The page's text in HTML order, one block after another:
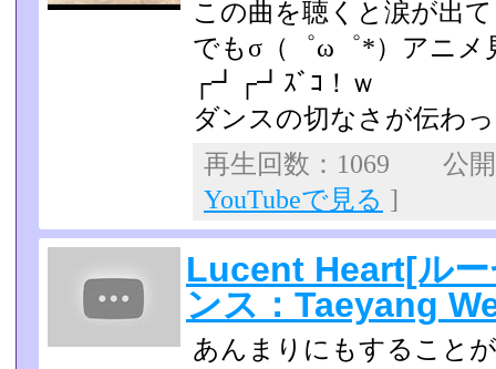
この曲を聴くと涙が出
でもσ（゜ω゜*）アニ
┌┛┌┛ｽﾞｺ！ｗ
ダンスの切なさが伝わ
再生回数：1069 公
YouTubeで見る ]
Lucent Heart[ル
ンス：Taeyang
あんまりにもすること